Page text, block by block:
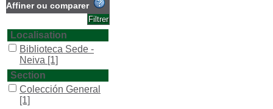
Affiner ou comparer
Localisation
Biblioteca Sede -
Neiva [1]
Section
Colección General
[1]